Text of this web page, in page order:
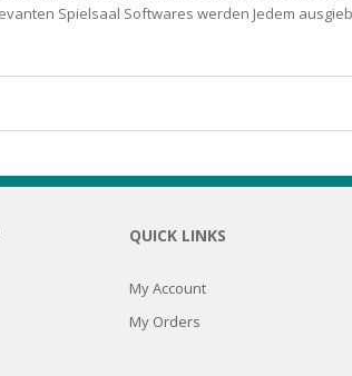
Spielsaal Softwares werden Jedem
QUICK LINKS
My Account
My Orders